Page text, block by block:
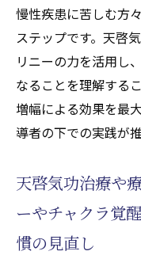
慢性疾患に苦しむ方
ステップです。天啓
リニーの力を活用し
なることを理解する
増幅による効果を最
導者の下での実践が
天啓気功治療や
ーやチャクラ覚
慣の見直し